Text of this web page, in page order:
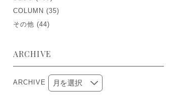
COLUMN (35)
その他 (44)
ARCHIVE
ARCHIVE